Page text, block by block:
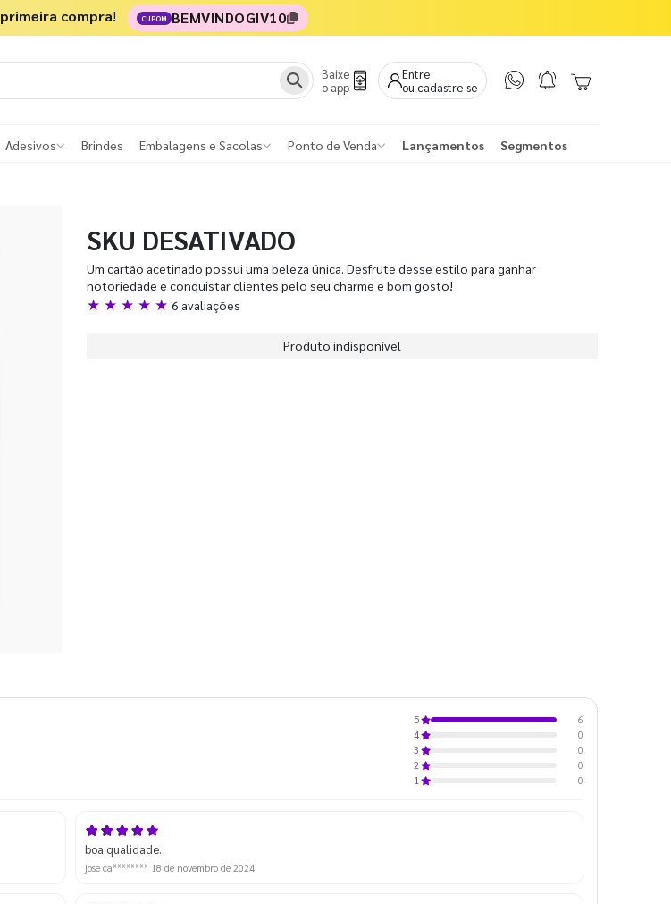
primeira compra! CUPOM BEMVINDOGIV10
Baixe
o app
Entre
ou cadastre-se
Adesivos Brindes Embalagens e Sacolas Ponto de Venda Lançamentos Segmentos
SKU DESATIVADO
Um cartão acetinado possui uma beleza única. Desfrute desse estilo para ganhar
notoriedade e conquistar clientes pelo seu charme e bom gosto!
★ ★ ★ ★ ★ 6 avaliações
Produto indisponível
5
6
4
0
3
0
2
0
1
0
boa qualidade.
jose ca******** 18 de novembro de 2024